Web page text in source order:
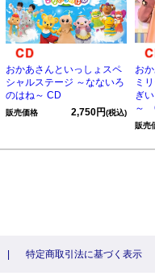
おかあさんといっしょスペ
シャルステージ ～なないろ
のはね～ CD
販売価格 2,750円(税込)
お
ミ
ぎ
～
販売
特定商取引法に基づく表示